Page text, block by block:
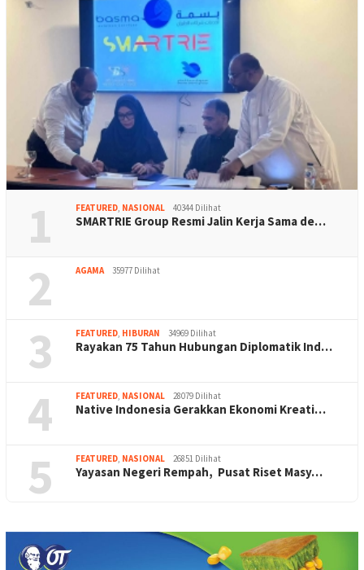
1 FEATURED, NASIONAL 40344 Dilihat
SMARTRIE Group Resmi Jalin Kerja Sama de…
2 AGAMA 35977 Dilihat
3 FEATURED, HIBURAN 34969 Dilihat
Rayakan 75 Tahun Hubungan Diplomatik Ind…
4 FEATURED, NASIONAL 28079 Dilihat
Native Indonesia Gerakkan Ekonomi Kreati…
5 FEATURED, NASIONAL 26851 Dilihat
Yayasan Negeri Rempah, Pusat Riset Masy…